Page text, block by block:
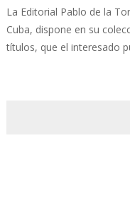
La Editorial Pablo de la
Cuba, dispone en su
títulos, que el interesado